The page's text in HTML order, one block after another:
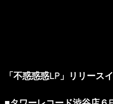
「不惑惑惑LP」リリース